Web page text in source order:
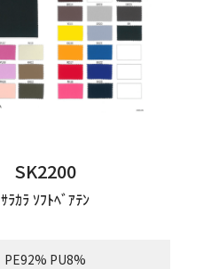
SK2200
ｻﾗｶﾗ ｿﾌﾄﾍﾞｱﾃﾝ
PE92% PU8%